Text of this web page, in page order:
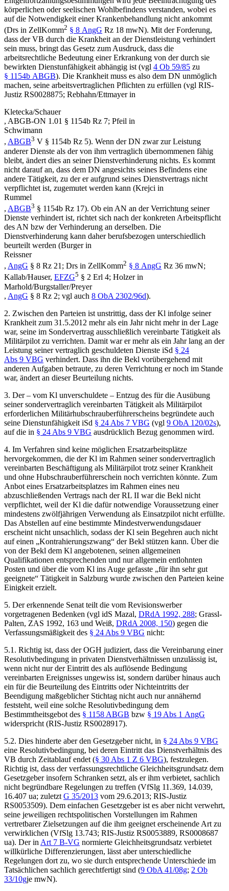
körperlichen oder seelischen Wohlbefindens verstanden, wobei es
auf die Notwendigkeit einer Krankenbehandlung nicht ankommt
(Drs in ZellKomm2 § 8 AngG Rz 18 mwN). Mit der Forderung,
dass der VB durch die Krankheit an der Dienstleistung verhindert
sein muss, bringt das Gesetz zum Ausdruck, dass die
arbeitsrechtliche Bedeutung einer Erkrankung von der durch sie
bewirkten Dienstunfähigkeit abhängig ist (vgl 4 Ob 59/85 zu
§ 1154b ABGB). Die Krankheit muss es also dem DN unmöglich
machen, seine arbeitsvertraglichen Pflichten zu erfüllen (vgl RIS-
Justiz RS0028875; Rebhahn/Ettmayerin
Kletecka/Schauer
, ABGB-ON 1.01 § 1154b Rz 7; Pfeil in
Schwimann
, ABGB3 V § 1154b Rz 5). Wenn der DN zwar zur Leistung
anderer Dienste als der von ihm vertraglich übernommenen fähig
bleibt, ändert dies an seiner Dienstverhinderung nichts. Es kommt
nicht darauf an, dass dem DN angesichts seines Befindens eine
andere Tätigkeit, zu der er aufgrund seines Dienstvertrags nicht
verpflichtet ist, zugemutet werden kann (Krejci in
Rummel
, ABGB3 § 1154b Rz 17). Ob ein AN an der Verrichtung seiner
Dienste verhindert ist, richtet sich nach der konkreten Arbeitspflicht
des AN bzw der Verhinderung an derselben. Die
Dienstverhinderung kann daher berufsbezogen unterschiedlich
beurteilt werden (Burgerin
Reissner
, AngG § 8 Rz 21; Drs in ZellKomm2 § 8 AngG Rz 36 mwN;
Kallab/Hauser, EFZG5 § 2 Erl 4; Holzerin
Marhold/Burgstaller/Preyer
, AngG § 8 Rz 2; vgl auch 8 ObA 2302/96d).
2. Zwischen den Parteien ist unstrittig, dass der Kl infolge seiner
Krankheit zum 31.5.2012 mehr als ein Jahr nicht mehr in der Lage
war, seine im Sondervertrag ausschließlich vereinbarte Tätigkeit als
Militärpilot zu verrichten. Damit war er mehr als ein Jahr lang an der
Leistung seiner vertraglich geschuldeten Dienste iSd § 24
Abs 9 VBG verhindert. Dass ihn die Bekl vorübergehend mit
anderen Aufgaben betraute, zu deren Verrichtung er noch im Stande
war, ändert an dieser Beurteilung nichts.
3. Der – vom Kl unverschuldete – Entzug des für die Ausübung
seiner sondervertraglich vereinbarten Tätigkeit als Militärpilot
erforderlichen Militärhubschrauberführerscheins begründete auch
seine Dienstunfähigkeit iSd § 24 Abs 7 VBG (vgl 9 ObA 120/02s),
auf die in § 24 Abs 9 VBG ausdrücklich Bezug genommen wird.
4. Im Verfahren sind keine möglichen Ersatzarbeitsplätze
hervorgekommen, die der Kl im Rahmen seiner sondervertraglich
vereinbarten Beschäftigung als Militärpilot trotz seiner Krankheit
und ohne Hubschrauberführerschein noch verrichten könnte. Zum
Anbot eines Ersatzarbeitsplatzes im Rahmen eines neu
abzuschließenden Vertrags nach der RL II war die Bekl nicht
verpflichtet, weil der Kl die dafür notwendige Voraussetzung einer
mindestens zwölfjährigen Verwendung als Einsatzpilot nicht erfüllte.
Das Abstellen auf eine bestimmte Mindestverwendungsdauer
erscheint nicht unsachlich, sodass der Kl sein Begehren auch nicht
auf einen „Kontrahierungszwang“ der Bekl stützen kann. Über die
von der Bekl dem Kl angebotenen, seinen allgemeinen
Qualifikationen entsprechenden und nur allgemein entlohnten
Posten und über die vom Kl ins Auge gefasste „für ihn sehr gut
geeignete“ Tätigkeit in Salzburg wurde zwischen den Parteien keine
Einigkeit erzielt.
5. Der erkennende Senat teilt die vom Revisionswerber
vorgetragenen Bedenken (vgl idS Mazal, DRdA 1992, 288; Grassl-
Palten, ZAS 1992, 163 und Weiß, DRdA 2008, 150) gegen die
Verfassungsmäßigkeit des § 24 Abs 9 VBG nicht:
5.1. Richtig ist, dass der OGH judiziert, dass die Vereinbarung einer
Resolutivbedingung in privaten Dienstverhältnissen unzulässig ist,
wenn nicht nur der Eintritt des als auflösende Bedingung
vereinbarten Ereignisses ungewiss ist, sondern darüber hinaus auch
ein für die Beurteilung des Eintritts oder Nichteintritts der
Beendigung maßgeblicher Stichtag nicht auch nur annähernd
feststeht, weil eine solche Resolutivbedingung dem
Bestimmtheitsgebot des § 1158 ABGB bzw § 19 Abs 1 AngG
widerspricht (RIS-Justiz RS0028917).
5.2. Dies hinderte aber den Gesetzgeber nicht, in § 24 Abs 9 VBG
eine Resolutivbedingung, bei deren Eintritt das Dienstverhältnis des
VB durch Zeitablauf endet (§ 30 Abs 1 Z 6 VBG), festzulegen.
Richtig ist, dass der verfassungsrechtliche Gleichheitsgrundsatz dem
Gesetzgeber insofern Schranken setzt, als er ihm verbietet, sachlich
nicht begründbare Regelungen zu treffen (VfSlg 11.369, 14.039,
16.407 ua; zuletzt G 35/2013 vom 29.6.2013; RIS-Justiz
RS0053509). Dem einfachen Gesetzgeber ist es aber nicht verwehrt,
seine jeweiligen rechtspolitischen Vorstellungen im Rahmen
vertretbarer Zielsetzungen auf die ihm geeignet erscheinende Art zu
verwirklichen (VfSlg 13.743; RIS-Justiz RS0053889, RS0008687
ua). Der in Art 7 B-VG normierte Gleichheitsgrundsatz verbietet
willkürliche Differenzierungen, lässt aber unterschiedliche
Regelungen dort zu, wo sie durch entsprechende Unterschiede im
Tatsächlichen sachlich gerechtfertigt sind (9 ObA 41/08g; 2 Ob
33/10gje mwN).